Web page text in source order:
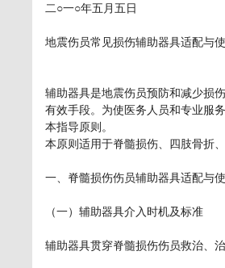
二○一○年五月五日
地震伤员常见损伤辅助器具适配与
辅助器具是地震伤员预防和减少损
有效手段。为使医务人员和专业服
本指导原则。
本原则适用于脊髓损伤、四肢骨折
一、脊髓损伤伤员辅助器具适配与
（一）辅助器具介入时机及标准
辅助器具贯穿脊髓损伤伤员救治、